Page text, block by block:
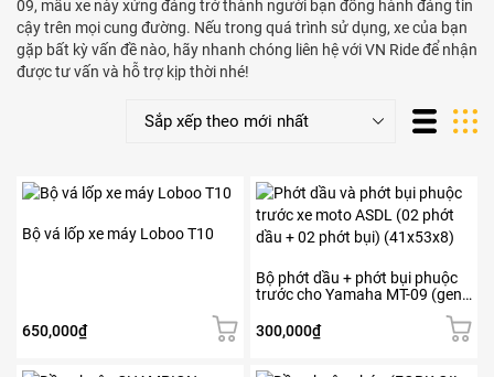
09, mẫu xe này xứng đáng trở thành người bạn đồng hành đáng tin
cậy trên mọi cung đường. Nếu trong quá trình sử dụng, xe của bạn
gặp bất kỳ vấn đề nào, hãy nhanh chóng liên hệ với VN Ride để nhận
được tư vấn và hỗ trợ kịp thời nhé!
Bộ vá lốp xe máy Loboo T10
650,000₫
Bộ phớt dầu + phớt bụi phuộc
trước cho Yamaha MT-09 (gen
300,000₫